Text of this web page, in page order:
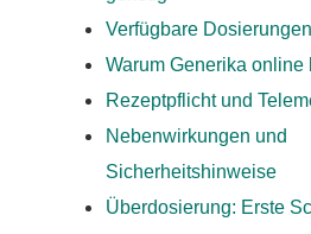
Verfügbare
Warum Generika
Rezeptpflicht und
Nebenwirkungen und
Sicherheitshinweise
Überdosierung: Erste